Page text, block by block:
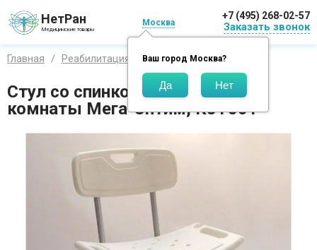
НетРан
Медицинские товары
Москва
Ваш город Москва?
+7 (495) 268-02-57
Заказать звонок
Главная Реабилитация
Cтул со спинкой для ванной
комнаты Мега-Оптим, KJT501